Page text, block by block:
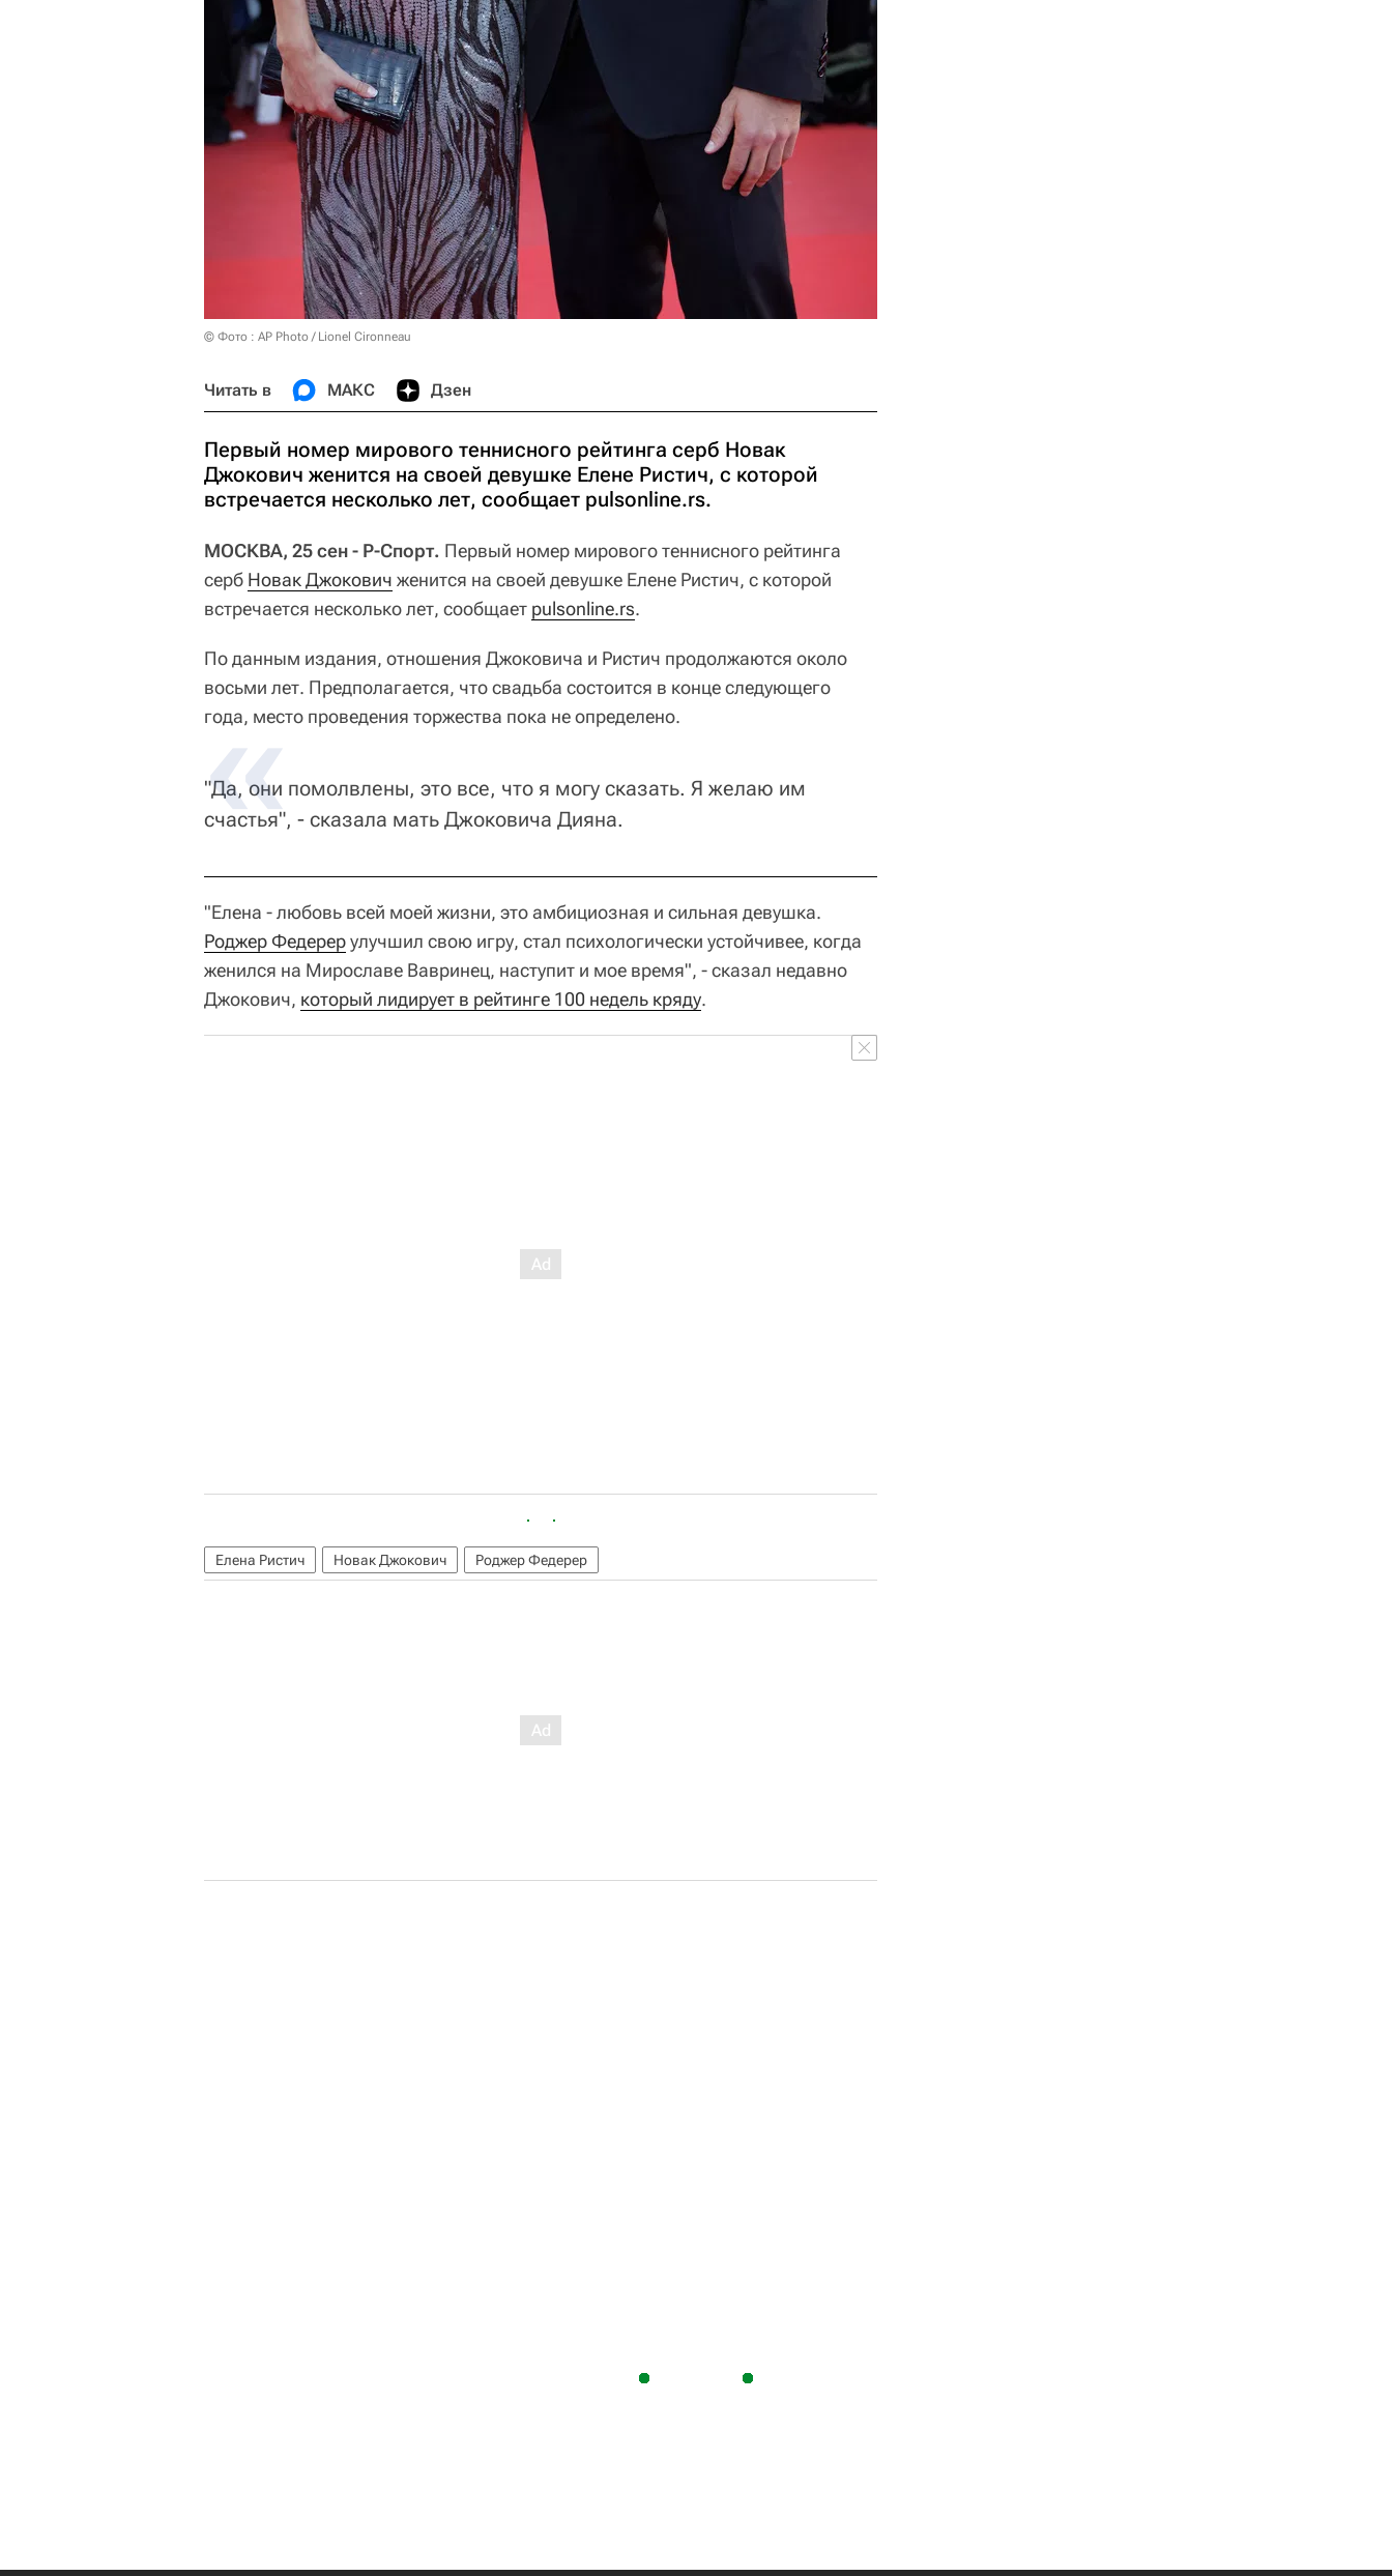
© Фото : AP Photo / Lionel Cironneau
Читать в МАКС Дзен
Первый номер мирового теннисного рейтинга серб Новак
Джокович женится на своей девушке Елене Ристич, с которой
встречается несколько лет, сообщает pulsonline.rs.
МОСКВА, 25 сен - Р-Спорт. Первый номер мирового теннисного рейтинга
серб Новак Джокович женится на своей девушке Елене Ристич, с которой
встречается несколько лет, сообщает pulsonline.rs.
По данным издания, отношения Джоковича и Ристич продолжаются около
восьми лет. Предполагается, что свадьба состоится в конце следующего
года, место проведения торжества пока не определено.
"Да, они помолвлены, это все, что я могу сказать. Я желаю им
счастья", - сказала мать Джоковича Дияна.
"Елена - любовь всей моей жизни, это амбициозная и сильная девушка.
Роджер Федерерулучшил свою игру, стал психологически устойчивее, когда
женился на Мирославе Вавринец, наступит и мое время", - сказал недавно
Джокович, который лидирует в рейтинге 100 недель кряду.
Елена Ристич Новак Джокович Роджер Федерер